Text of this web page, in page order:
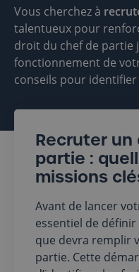
Vous cherchez à
talentueux pour
droit du chef de partie
fonctionnement de
conseils pour
Recruter
partie :
missions
Avant de lancer
essentiel de
que devra remplir
partie. Cette